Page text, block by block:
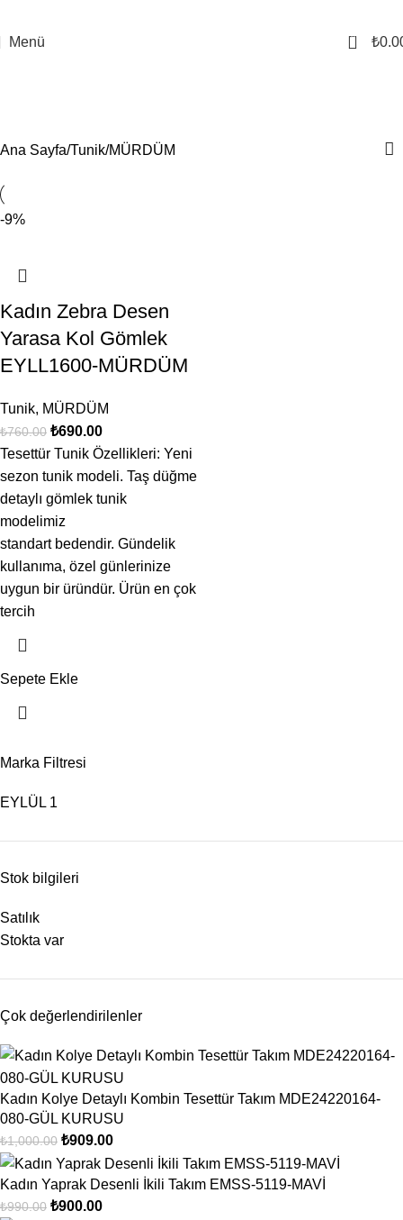
Menü 0 ₺
Marka Filtresi
EYLÜL 1
Stok bilgileri
Satılık
Stokta var
Çok değerlendirilenler
Kadın Kolye Detaylı Kombin Tesettür Takım MDE24220164-
080-GÜL KURUSU
₺1,000.00 ₺909.00
Kadın Yaprak Desenli İkili Takım EMSS-5119-MAVİ
₺990.00 ₺900.00
Ana Sayfa Tunik MÜRDÜM
-9%
Kadın Zebra Desen
Yarasa Kol Gömlek
EYLL1600-MÜRDÜM
Tunik, MÜRDÜM
₺760.00 ₺690.00
Tesettür Tunik Özellikleri: Yeni
sezon tunik modeli. Taş düğme
detaylı gömlek tunik
modelimiz
standart bedendir. Gündelik
kullanıma, özel günlerinize
uygun bir üründür. Ürün en çok
tercih
Sepete Ekle